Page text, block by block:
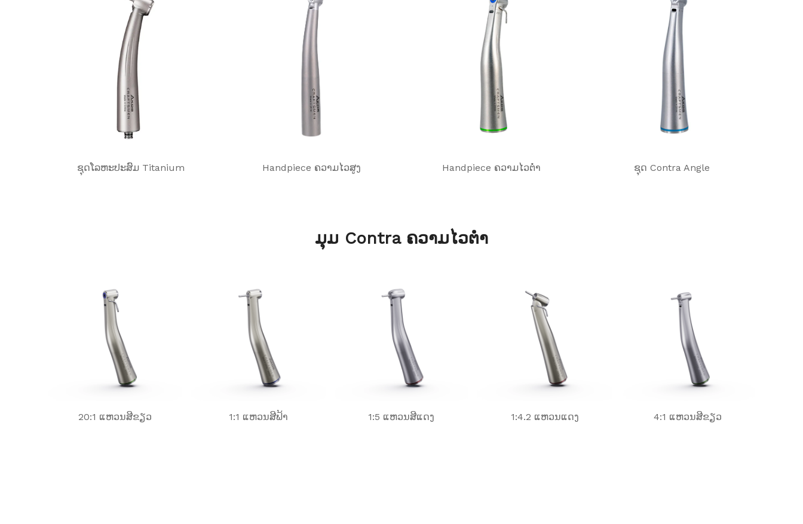
ຊຸດໂລຫະປະສົມ Titanium Handpiece ຄວາມ​ໄວ​ສູງ​ Handpiece ຄວາມໄວຕ່ໍາ ຊຸດ Contra Angle
ມຸມ Contra ຄວາມໄວຕ່ໍາ
20:1 ແຫວນສີຂຽວ 1:1 ແຫວນສີຟ້າ 1:5 ແຫວນສີແດງ 1:4.2 ແຫວນ​ແດງ 4:1 ແຫວນສີຂຽວ